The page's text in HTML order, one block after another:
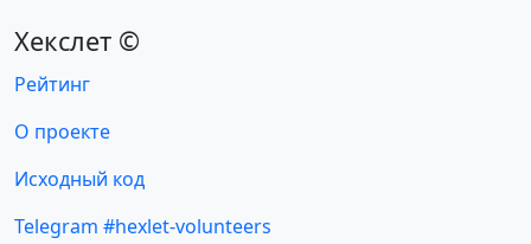
Хекслет ©
Рейтинг
О проекте
Исходный код
Telegram #hexlet-volunteers